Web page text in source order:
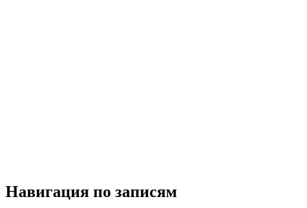
Навигация по записям